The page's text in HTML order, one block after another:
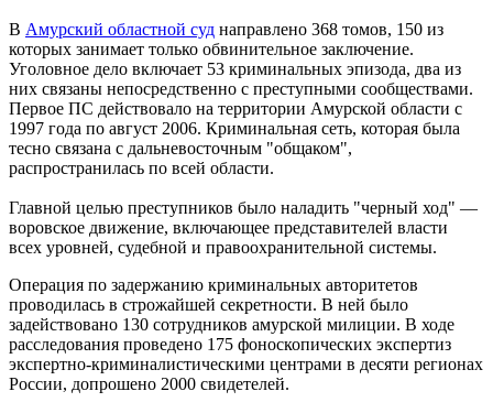
В Амурский областной суд направлено 368 томов, 150 из
которых занимает только обвинительное заключение.
Уголовное дело включает 53 криминальных эпизода, два из
них связаны непосредственно с преступными сообществами.
Первое ПС действовало на территории Амурской области с
1997 года по август 2006. Криминальная сеть, которая была
тесно связана с дальневосточным "общаком",
распространилась по всей области.
Главной целью преступников было наладить "черный ход" —
воровское движение, включающее представителей власти
всех уровней, судебной и правоохранительной системы.
Операция по задержанию криминальных авторитетов
проводилась в строжайшей секретности. В ней было
задействовано 130 сотрудников амурской милиции. В ходе
расследования проведено 175 фоноскопических экспертиз
экспертно-криминалистическими центрами в десяти регионах
России, допрошено 2000 свидетелей.